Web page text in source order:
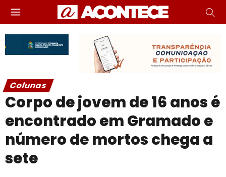
Colunas
Corpo de jovem de 16 anos é
encontrado em Gramado e
número de mortos chega a
sete